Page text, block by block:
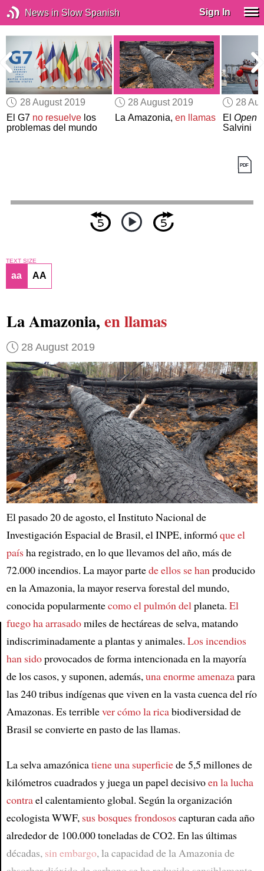
News in Slow Spanish Sign In
28 August 2019
El G7 no resuelve los
problemas del mundo
28 August 2019
La Amazonia, en llamas
28
El Open
Salvini
Article
TEXT SIZE
aa AA
La Amazonia, en llamas
28 August 2019
El pasado 20 de agosto, el Instituto Nacional de
Investigación Espacial de Brasil, el INPE, informóque el
paísha registrado, en lo que llevamos del año, más de
72.000 incendios. La mayor partede ellos se hanproducido
en la Amazonia, la mayor reserva forestal del mundo,
conocida popularmentecomo el pulmón delplaneta. El
fuego ha arrasadomiles de hectáreas de selva, matando
indiscriminadamente a plantas y animales. Los incendios
han sidoprovocados de forma intencionada en la mayoría
de los casos, y suponen, además,una enorme amenazapara
las 240 tribus indígenas que viven en la vasta cuenca del río
Amazonas. Es terriblever cómo la ricabiodiversidad de
Brasil se convierte en pasto de las llamas.
La selva amazónicatiene una superficiede 5,5 millones de
kilómetros cuadrados y juega un papel decisivoen la lucha
contrael calentamiento global. Según la organización
ecologista WWF, sus bosques frondososcapturan cada año
alrededor de 100.000 toneladas de CO2. En las últimas
décadas, sin embargo, la capacidad de la Amazonia de